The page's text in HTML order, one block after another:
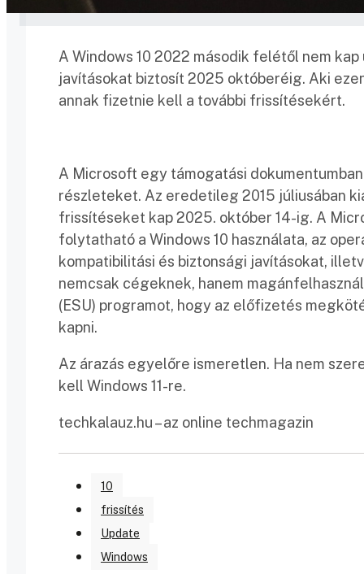
A Windows 10 2022 második felétől nem
javításokat biztosít 2025 októberéig. Aki
annak fizetnie kell a további frissítésekért.
A Microsoft egy támogatási
részleteket. Az eredetileg 2015 júliusában
frissítéseket kap 2025. október 14-ig. A
folytatható a Windows 10 használata, az
kompatibilitási és biztonsági javításokat,
nemcsak cégeknek, hanem
(ESU) programot, hogy az előfizetés
kapni.
Az árazás egyelőre ismeretlen. Ha nem
kell Windows 11-re.
techkalauz.hu – az online techmagazin
10
frissítés
Update
Windows